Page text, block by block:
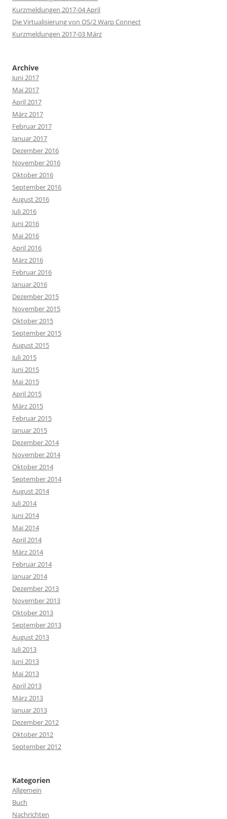
Kurzmeldungen 2017-04 April
Die Virtualisierung von OS/2 Warp Connect
Kurzmeldungen 2017-03 März
Archive
Juni 2017
Mai 2017
April 2017
März 2017
Februar 2017
Januar 2017
Dezember 2016
November 2016
Oktober 2016
September 2016
August 2016
Juli 2016
Juni 2016
Mai 2016
April 2016
März 2016
Februar 2016
Januar 2016
Dezember 2015
November 2015
Oktober 2015
September 2015
August 2015
Juli 2015
Juni 2015
Mai 2015
April 2015
März 2015
Februar 2015
Januar 2015
Dezember 2014
November 2014
Oktober 2014
September 2014
August 2014
Juli 2014
Juni 2014
Mai 2014
April 2014
März 2014
Februar 2014
Januar 2014
Dezember 2013
November 2013
Oktober 2013
September 2013
August 2013
Juli 2013
Juni 2013
Mai 2013
April 2013
März 2013
Januar 2013
Dezember 2012
Oktober 2012
September 2012
Kategorien
Allgemein
Buch
Nachrichten